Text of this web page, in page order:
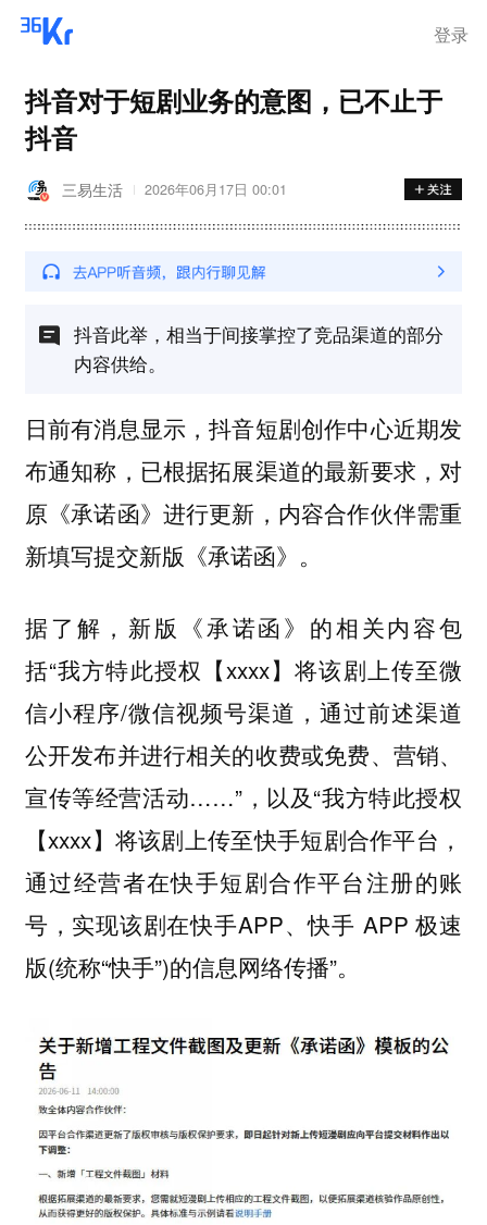
登录
抖音对于短剧业务的意图，已不止于
抖音
三易生活 2026年06月17日 00:01
抖音此举，相当于间接掌控了竞品渠道的部分
内容供给。
日前有消息显示，抖音短剧创作中心近期发
布通知称，已根据拓展渠道的最新要求，对
原《承诺函》进行更新，内容合作伙伴需重
新填写提交新版《承诺函》。
据了解，新版《承诺函》的相关内容包
括“我方特此授权【xxxx】将该剧上传至微
信小程序/微信视频号渠道，通过前述渠道
公开发布并进行相关的收费或免费、营销、
宣传等经营活动……”，以及“我方特此授权
【xxxx】将该剧上传至快手短剧合作平台，
通过经营者在快手短剧合作平台注册的账
号，实现该剧在快手APP、快手 APP 极速
版(统称“快手”)的信息网络传播”。